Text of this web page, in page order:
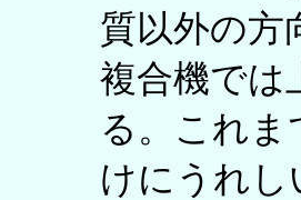
質以外の方
複合機では
る。これ
けにうれし